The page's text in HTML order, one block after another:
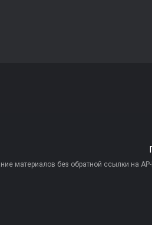
материалов без обратной ссылки на